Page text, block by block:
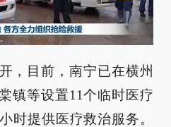
，目前，南宁已在横州
镇等设置11个临时医疗
时提供医疗救治服务。